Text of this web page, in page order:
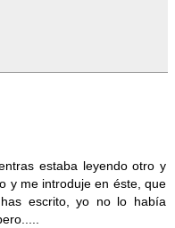
estaba leyendo otro y
y me introduje en éste, que
escrito, yo no lo había